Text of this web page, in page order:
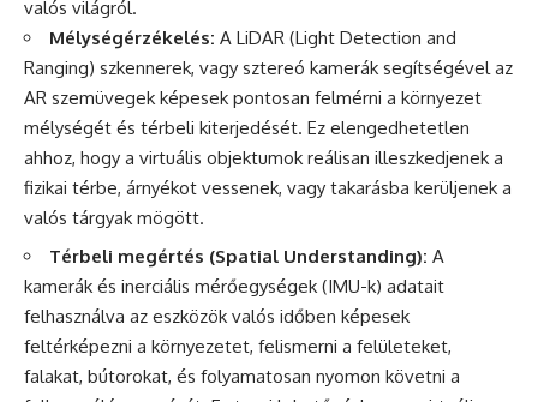
valós világról.
Mélységérzékelés: A LiDAR (Light Detection and
Ranging) szkennerek, vagy sztereó kamerák segítségével az
AR szemüvegek képesek pontosan felmérni a környezet
mélységét és térbeli kiterjedését. Ez elengedhetetlen
ahhoz, hogy a virtuális objektumok reálisan illeszkedjenek a
fizikai térbe, árnyékot vessenek, vagy takarásba kerüljenek a
valós tárgyak mögött.
Térbeli megértés (Spatial Understanding): A
kamerák és inerciális mérőegységek (IMU-k) adatait
felhasználva az eszközök valós időben képesek
feltérképezni a környezetet, felismerni a felületeket,
falakat, bútorokat, és folyamatosan nyomon követni a